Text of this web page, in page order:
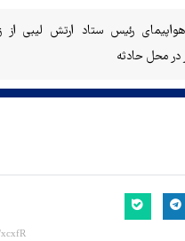
رئیس ستاد ارتش لیبی از
محل حادثه